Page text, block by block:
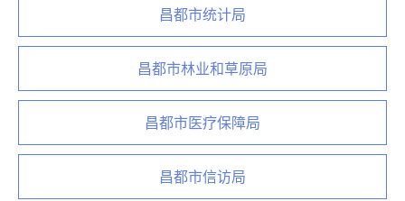
昌都市统计局
昌都市林业和草原局
昌都市医疗保障局
昌都市信访局